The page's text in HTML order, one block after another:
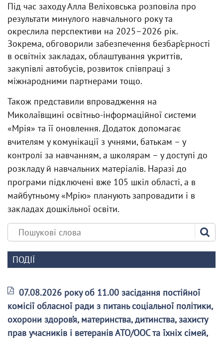
Під час заходу Алла Веліховська розповіла про
результати минулого навчального року та
окреслила перспективи на 2025–2026 рік.
Зокрема, обговорили забезпечення безбар’єрності
в освітніх закладах, облаштування укриттів,
закупівлі автобусів, розвиток співпраці з
міжнародними партнерами тощо.
Також представили впровадження на
Миколаївщині освітньо-інформаційної системи
«Мрія» та її оновлення. Додаток допомагає
вчителям у комунікації з учнями, батькам – у
контролі за навчанням, а школярам – у доступі до
розкладу й навчальних матеріалів. Наразі до
програми підключені вже 105 шкіл області, а в
майбутньому «Мрію» планують запровадити і в
закладах дошкільної освіти.
ПОДІЇ
07.08.2026 року об 11.00 засідання постійної
комісії обласної ради з питань соціальної політики,
охорони здоров’я, материнства, дитинства, захисту
прав учасників і ветеранів АТО/ООС та їхніх сімей,